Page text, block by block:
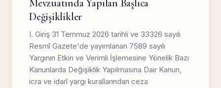
Mevzuatında Yapılan Başlıca
Değişiklikler
I. Giriş 31 Temmuz 2026 tarihli ve 33326 sayılı
Resmî Gazete'de yayımlanan 7589 sayılı
Yargının Etkin ve Verimli İşlemesine Yönelik Bazı
Kanunlarda Değişiklik Yapılmasına Dair Kanun,
icra ve idarî yargı kurallarından ceza